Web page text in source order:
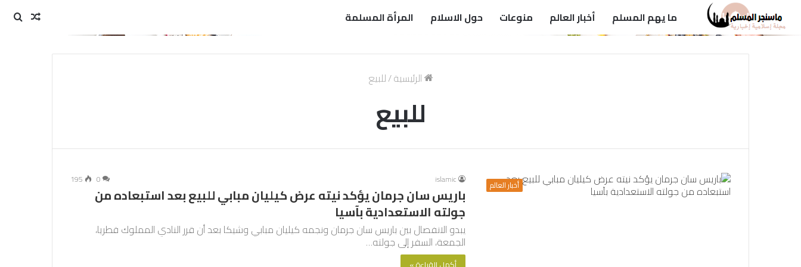
ما يهم المسلم أخبار العالم منوعات حول الاسلام المرأة المسلمة
مقال
الرئيسية/للبيع
للبيع
أخبار العالم islamic
0
195
باريس سان جرمان يؤكد نيته عرض كيليان مبابي للبيع بعد استبعاده من
جولته الاستعدادية بآسيا
يبدو الانفصال بين باريس سان جرمان ونجمه كيليان مبابي وشيكا بعد أن قرر النادي المملوك قطريا،
الجمعة، السفر إلى جولته…